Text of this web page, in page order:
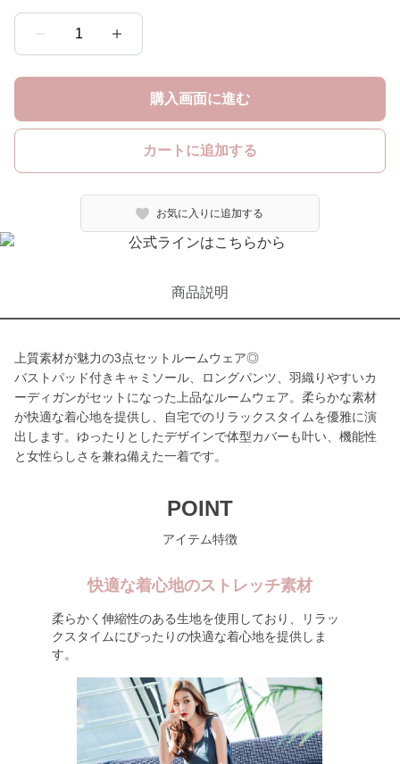
1
購入画面に進む
カートに追加する
お気に入りに追加する
商品説明
上質素材が魅力の3点セットルームウェア◎
バストパッド付きキャミソール、ロングパンツ、羽織りやすいカ
ーディガンがセットになった上品なルームウェア。柔らかな素材
が快適な着心地を提供し、自宅でのリラックスタイムを優雅に演
出します。ゆったりとしたデザインで体型カバーも叶い、機能性
と女性らしさを兼ね備えた一着です。
POINT
アイテム特徴
快適な着心地のストレッチ素材
柔らかく伸縮性のある生地を使用しており、リラッ
クスタイムにぴったりの快適な着心地を提供しま
す。